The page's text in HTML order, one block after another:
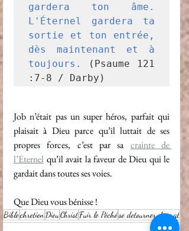
gardera ton âme.
L'Éternel gardera ta
sortie et ton entrée,
dès maintenant et à
toujours.
(Psaume 121
:7-8 / Darby)
Job n’était pas un super héros, parfait qui
plaisait à Dieu parce qu’il luttait de ses
propres forces, c’est par sa crainte de
l’Eternel qu’il avait la faveur de Dieu qui le
gardait dans toutes ses voies.
Que Dieu vous bénisse !
BiblechretienDieuChristFuir le Péchése detourner du mal